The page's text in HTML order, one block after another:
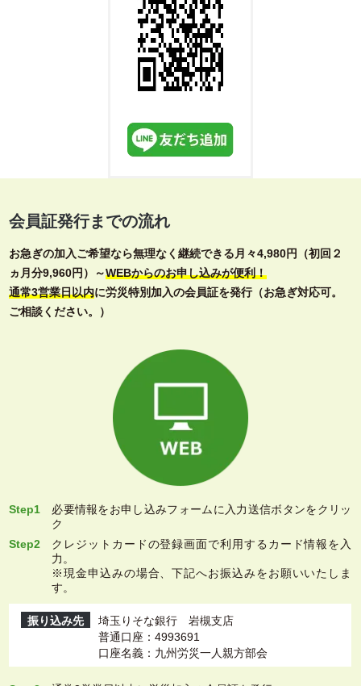
会員証発行までの流れ
お急ぎの加入ご希望なら無理なく継続できる月々4,980円（初回２
ヵ月分9,960円）～WEBからのお申し込みが便利！
通常3営業日以内に労災特別加入の会員証を発行（お急ぎ対応可。
ご相談ください。）
Step1
必要情報をお申し込みフォームに入力送信ボタンをクリッ
ク
Step2
クレジットカードの登録画面で利用するカード情報を入
力。
※現金申込みの場合、下記へお振込みをお願いいたしま
す。
振り込み先
埼玉りそな銀行 岩槻支店
普通口座：4993691
口座名義：九州労災一人親方部会